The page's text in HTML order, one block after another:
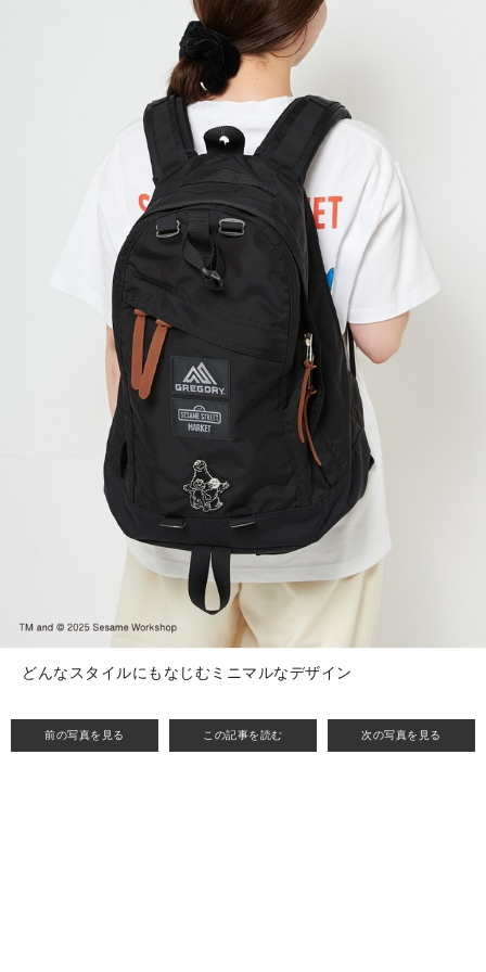
前の写真を見る この記事を読む 次の写真を見る
どんなスタイルにもなじむミニマルなデザイン